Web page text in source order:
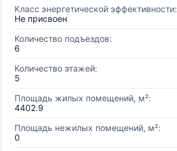
Класс энергетической эффективности:
Не присвоен
Количество подъездов:
6
Количество этажей:
5
Площадь жилых помещений, м²:
4402.9
Площадь нежилых помещений, м²:
0